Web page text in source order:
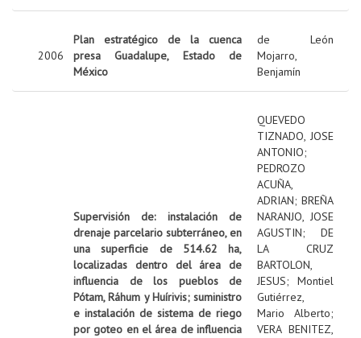
2006
Plan estratégico de la cuenca
presa Guadalupe, Estado de
México
de León
Mojarro,
Benjamín
Supervisión de: instalación de
drenaje parcelario subterráneo, en
una superficie de 514.62 ha,
localizadas dentro del área de
influencia de los pueblos de
Pótam, Ráhum y Huírivis; suministro
e instalación de sistema de riego
por goteo en el área de influencia
QUEVEDO
TIZNADO, JOSE
ANTONIO;
PEDROZO
ACUÑA,
ADRIAN; BREÑA
NARANJO, JOSE
AGUSTIN; DE
LA CRUZ
BARTOLON,
JESUS; Montiel
Gutiérrez,
Mario Alberto;
VERA BENITEZ,